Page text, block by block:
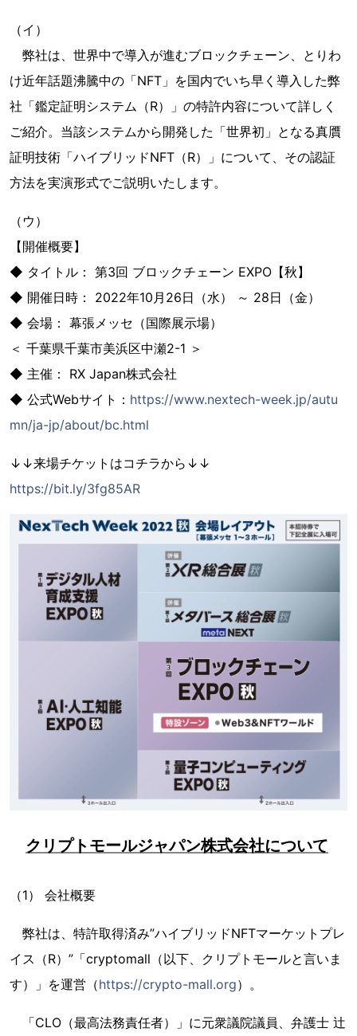
（イ）
弊社は、世界中で導入が進むブロックチェーン、とりわ
け近年話題沸騰中の「NFT」を国内でいち早く導入した弊
社「鑑定証明システム（R）」の特許内容について詳しく
ご紹介。当該システムから開発した「世界初」となる真贋
証明技術「ハイブリッドNFT（R）」について、その認証
方法を実演形式でご説明いたします。
（ウ）
【開催概要】
◆ タイトル： 第3回 ブロックチェーン EXPO【秋】
◆ 開催日時： 2022年10月26日（水） ～ 28日（金）
◆ 会場： 幕張メッセ（国際展示場）
＜ 千葉県千葉市美浜区中瀬2-1 ＞
◆ 主催： RX Japan株式会社
◆ 公式Webサイト： https://www.nextech-week.jp/autu
mn/ja-jp/about/bc.html
↓↓来場チケットはコチラから↓↓
https://bit.ly/3fg85AR
クリプトモールジャパン株式会社について
（1） 会社概要
弊社は、特許取得済み”ハイブリッドNFTマーケットプレ
イス（R）”「cryptomall（以下、クリプトモールと言いま
す）」を運営（https://crypto-mall.org）。
「CLO（最高法務責任者）」に元衆議院議員、弁護士 辻